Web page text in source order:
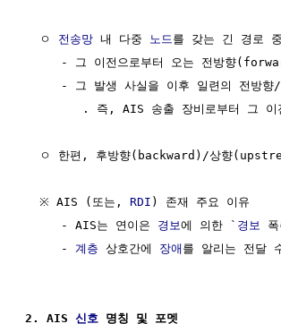
  ㅇ
전송망 내 다중 노드 를 갖는 긴 경로
- 그 이전으로부터 오는 전방향
- 그 발생 사실을 이후 일련의 전방향
. 즉, AIS 송출 장비로부터 그 이
ㅇ 한편, 후방향(backward)/상향
  ※ AIS (또는,
RDI ) 존재 주요 이유
     - AIS는 연이은
경보에 의한 ` 경보
     -
계층 상호간에 장애 를 알리는 전달
2. AIS 신호 명칭 및 포멧